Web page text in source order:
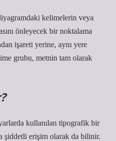
kelimelerin veya
önleyecek bir noktalama
işareti yerine, aynı yere
grubu, metnin tam olarak
kullanılan tipografik bir
şiddetli erişim olarak da bilinir.